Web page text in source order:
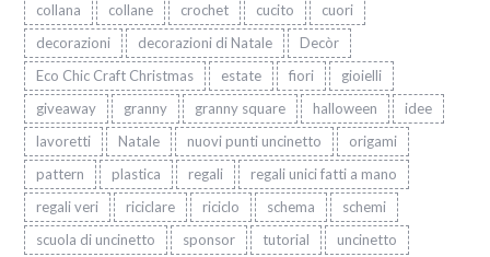
collana
collane crochet cucito
cuori
decorazioni
decorazioni di Natale
Decòr
Eco Chic Craft Christmas
estate fiori
gioielli
giveaway
granny granny square halloween
idee
lavoretti
Natale nuovi punti uncinetto
origami
pattern
plastica regali
regali unici fatti a mano
regali veri
riciclare riciclo schema
schemi
scuola di uncinetto
sponsor tutorial
uncinetto